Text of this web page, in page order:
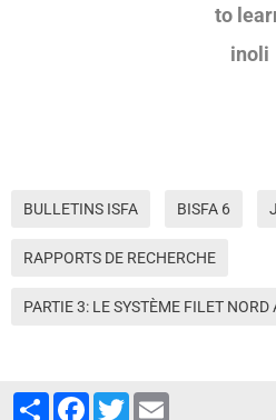
to
inoli
BULLETINS ISFA BISFA 6
RAPPORTS DE RECHERCHE
PARTIE 3: LE SYSTÈME FILET
PartagerFacebook
Twitter